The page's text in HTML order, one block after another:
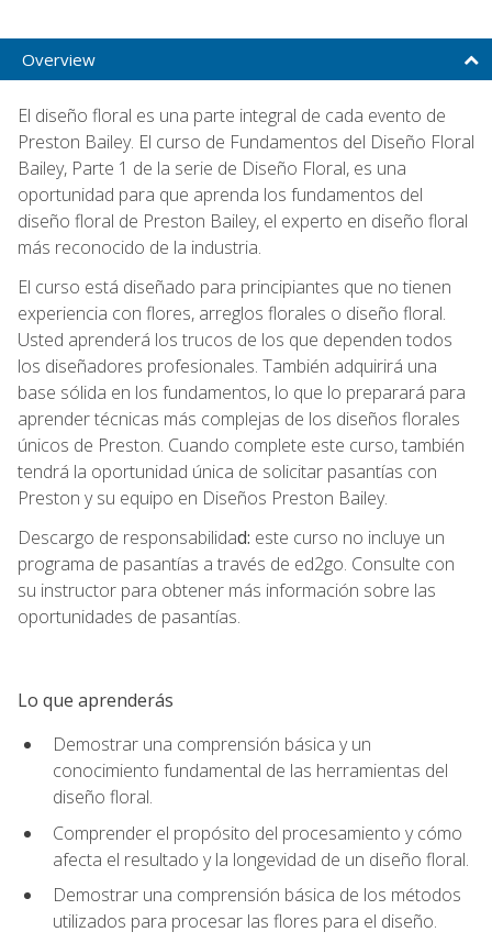
Overview
El diseño floral es una parte integral de cada evento de
Preston Bailey. El curso de Fundamentos del Diseño Floral
Bailey, Parte 1 de la serie de Diseño Floral, es una
oportunidad para que aprenda los fundamentos del
diseño floral de Preston Bailey, el experto en diseño floral
más reconocido de la industria.
El curso está diseñado para principiantes que no tienen
experiencia con flores, arreglos florales o diseño floral.
Usted aprenderá los trucos de los que dependen todos
los diseñadores profesionales. También adquirirá una
base sólida en los fundamentos, lo que lo preparará para
aprender técnicas más complejas de los diseños florales
únicos de Preston. Cuando complete este curso, también
tendrá la oportunidad única de solicitar pasantías con
Preston y su equipo en Diseños Preston Bailey.
Descargo de responsabilidad: este curso no incluye un
programa de pasantías a través de ed2go. Consulte con
su instructor para obtener más información sobre las
oportunidades de pasantías.
Lo que aprenderás
Demostrar una comprensión básica y un
conocimiento fundamental de las herramientas del
diseño floral.
Comprender el propósito del procesamiento y cómo
afecta el resultado y la longevidad de un diseño floral.
Demostrar una comprensión básica de los métodos
utilizados para procesar las flores para el diseño.